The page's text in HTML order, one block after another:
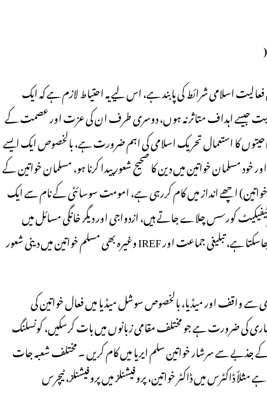
اسلامی شرائط کی پابند ہے، اس لیے یہ احتیاط لازم ہے کہ ایک
جیسے اہداف متاثر نہ ہوں، دوسری طرف ان کی عزت اور عصمت کے
کا استعمال تحریک اسلامی کی اہم ضرورت ہے، بالخصوص ایک ایسے
مسلمان خواتین میں دین کا صحیح شعور پیدا کرنا ہو، مسلمان خواتین کے
اچھے انداز میں کام کررہی ہے، امومت سوسائٹی کے نام سے ایک
کورسس چلاے جاتے ہیں، ازدواجی اور دیگر خانگی مسائل میں
کونسلنگ سنڑس قائم ہیں، اس نمونے کو سارے ملک میں قائم کیا جاسکتا ہے، تبلیغی جماعت اور IREF وغیرہ بھی مسلم خواتین میں دینی شعور
سے واقف اور میڈیا، بالخصوص سوشل میڈیا میں فعال خواتین کی
کی ضرورت ہے جو مختلف مقامی زبانوں میں بات کرسکیں، کونسلنگ
جذبے سے سرشار خواتین سلم ایریا میں کام کریں ۔ مختلف شعبہ جات
ڈاکٹرس میں ڈاکٹر خواتین، پروفیشنلز میں پروفیشنلز، ٹیچرس